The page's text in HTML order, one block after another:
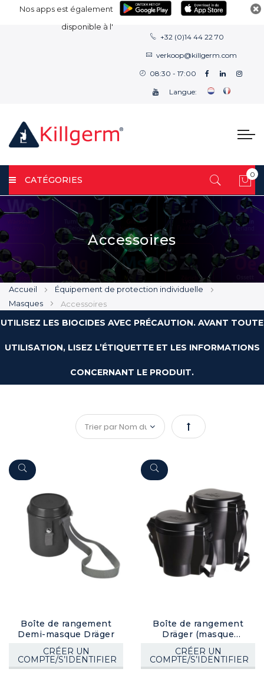
Nos apps est également
disponible à l'
+32 (0)14 44 22 70
verkoop@killgerm.com
08:30 - 17:00
Langue:
CATÉGORIES
0
Accessoires
Accueil
Équipement de protection individuelle
Masques
Accessoires
UTILISEZ LES BIOCIDES AVEC PRÉCAUTION. AVANT TOUTE
UTILISATION, LISEZ L’ÉTIQUETTE ET LES INFORMATIONS
CONCERNANT LE PRODUIT.
Par
Boîte de rangement
Demi-masque Dräger
CRÉER UN
COMPTE/S’IDENTIFIER
Boîte de rangement
Dräger (masque
complet)
CRÉER UN
COMPTE/S’IDENTIFIER